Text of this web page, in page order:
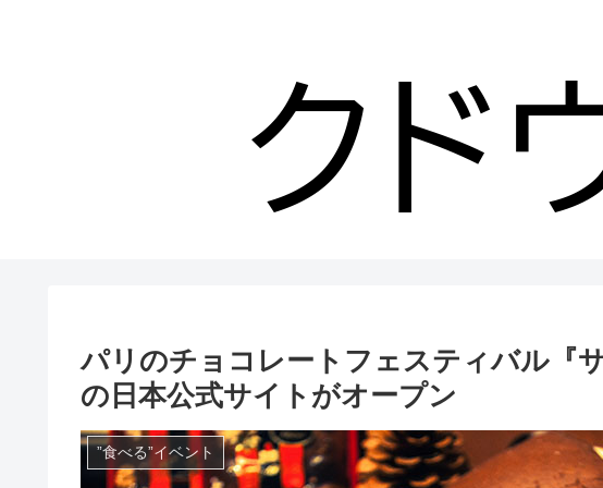
パリのチョコレートフェスティバル『
の日本公式サイトがオープン
”食べる”イベント